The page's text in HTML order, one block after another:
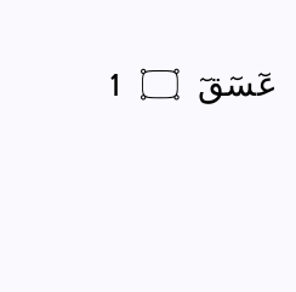
عٓسٓقٓ ۝ 1